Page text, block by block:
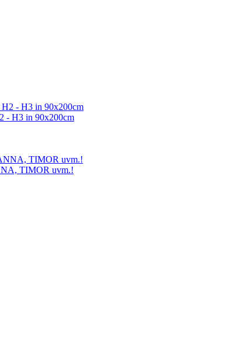
- H3 in 90x200cm
TIMOR uvm.!